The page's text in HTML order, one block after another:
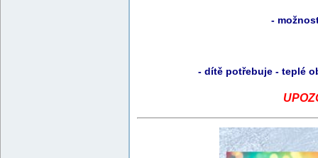
-
- dítě potřebuje - teplé